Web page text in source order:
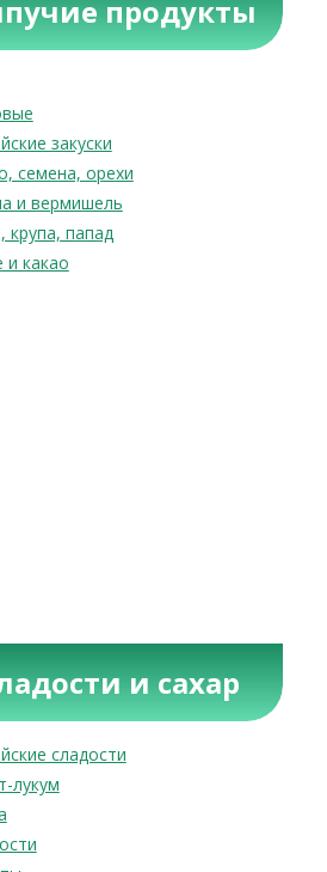
продукты
закуски
семена, орехи
и вермишель
крупа, папад
и какао
и сахар
сладости
лукум